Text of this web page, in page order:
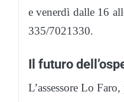
e venerdì dalle 16
335/7021330.
Il futuro
L’assessore Lo